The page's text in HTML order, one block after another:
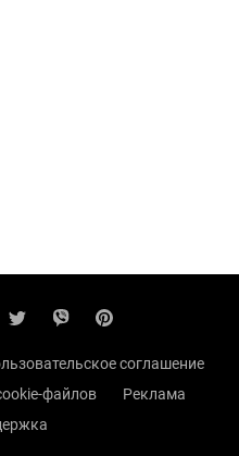
соглашение
файлов
Реклама